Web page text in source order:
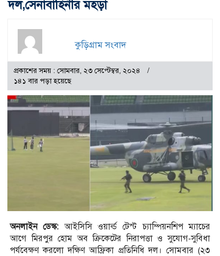
দল,সেনাবাহিনীর মহড়া
কুড়িগ্রাম সংবাদ
প্রকাশের সময় : সোমবার, ২৩ সেপ্টেম্বর, ২০২৪
১৪১ বার পড়া হয়েছে
অনলাইন ডেস্ক: আইসিসি ওয়ার্ল্ড টেস্ট চ্যাম্পিয়নশিপ ম্যাচের
আগে মিরপুর হোম অব ক্রিকেটের নিরাপত্তা ও সুযোগ-সুবিধা
পর্যবেক্ষণ করলো দক্ষিণ আফ্রিকা প্রতিনিধি দল। সোমবার (২৩